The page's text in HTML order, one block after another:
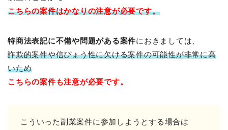
こちらの案件はかなりの注意が必要です。
特商法表記に不備や問題がある案件におきましては、
詐欺的案件や信ぴょう性に欠ける案件の可能性が非常に高
いため
こちらの案件も注意が必要です。
こういった副業案件に参加しようとする場合は